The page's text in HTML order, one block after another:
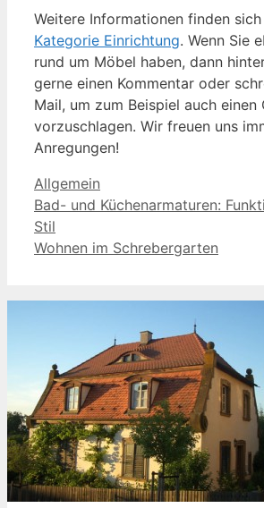
Weitere Informationen finden
Kategorie Einrichtung. Wenn Sie
rund um Möbel haben, dann
gerne einen Kommentar oder
Mail, um zum Beispiel auch einen
vorzuschlagen. Wir freuen uns
Anregungen!
Kategorien
Allgemein
Bad- und Küchenarmaturen:
Stil
Wohnen im Schrebergarten